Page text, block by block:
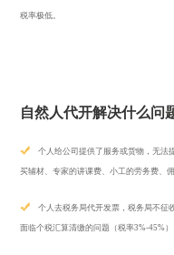
税率极低。
自然人代开解决什么问
个人给公司提供了服务或货物，无法
买辅材、专家的讲课费、小工的劳务费、
个人去税务局代开发票，税务局不征
面临个税汇算清缴的问题（税率3%-45%）